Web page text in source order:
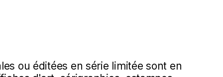
ou éditées en série limitée sont en